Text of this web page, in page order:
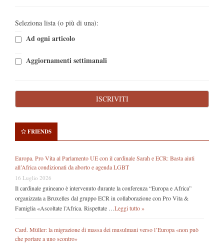
Seleziona lista (o più di una):
Ad ogni articolo
Aggiornamenti settimanali
FRIENDS
Europa. Pro Vita al Parlamento UE con il cardinale Sarah e ECR: Basta aiuti
all’Africa condizionati da aborto e agenda LGBT
16 Luglio 2026
Il cardinale guineano è intervenuto durante la conferenza “Europa e Africa”
organizzata a Bruxelles dal gruppo ECR in collaborazione con Pro Vita &
Famiglia «Ascoltate l’Africa. Rispettate … Leggi tutto »
Card. Müller: la migrazione di massa dei musulmani verso l’Europa «non può
che portare a uno scontro»